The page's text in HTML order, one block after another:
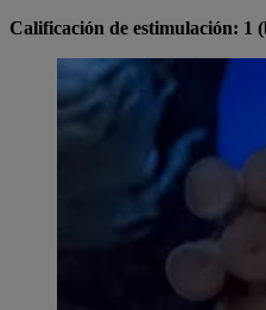
Calificación de estimulación: 1